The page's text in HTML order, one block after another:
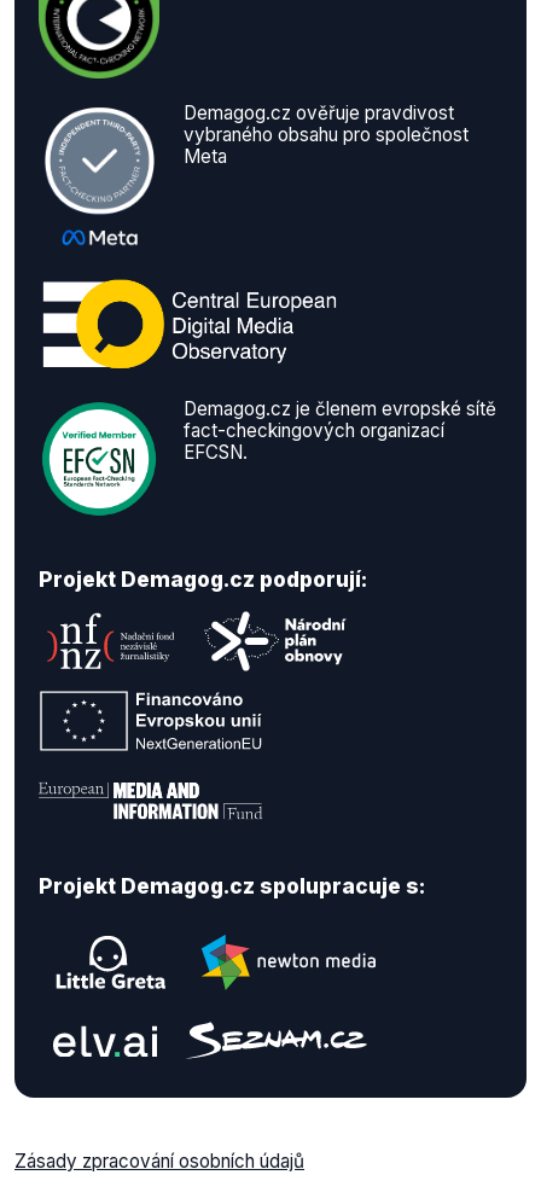
Demagog.cz ověřuje pravdivost
vybraného obsahu pro společnost
Meta
Demagog.cz je členem evropské sítě
fact-checkingových organizací
EFCSN.
Projekt Demagog.cz podporují:
Projekt Demagog.cz spolupracuje s:
Zásady zpracování osobních údajů